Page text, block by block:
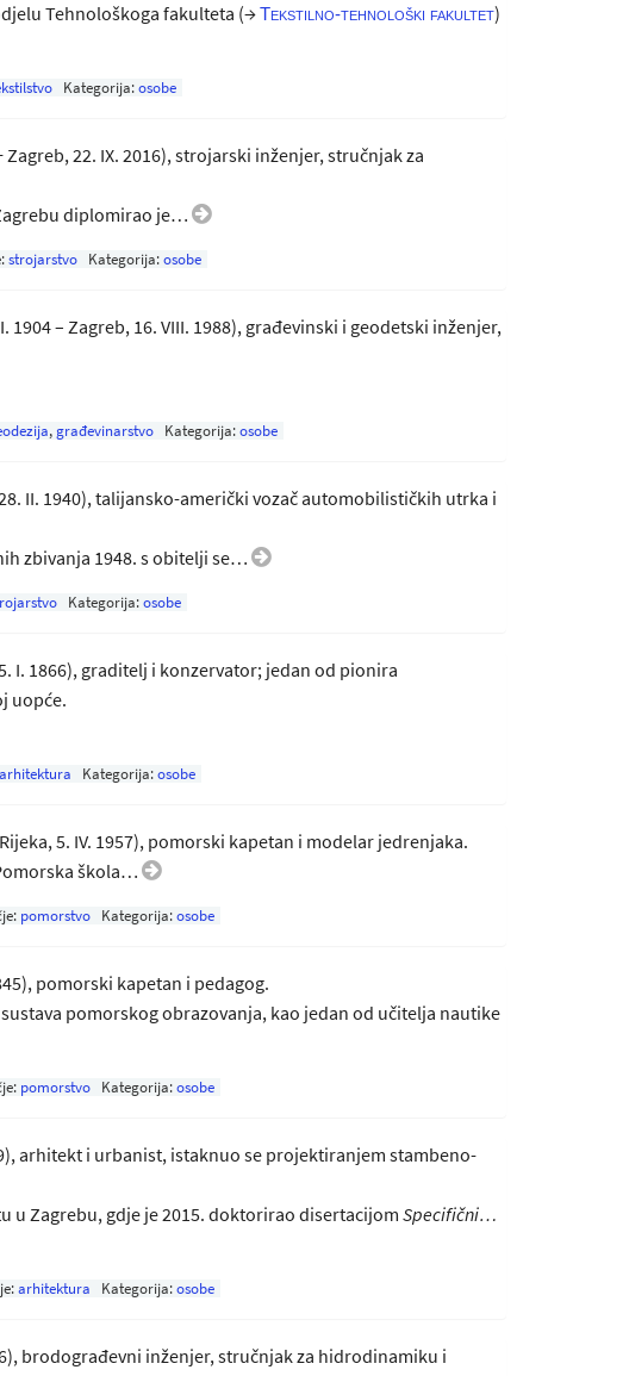
Tehnološkoga fakulteta (→Tekstilno-tehnološki fakultet)
Kategorija:osobe
Zagreb, 22. IX. 2016), strojarski inženjer, stručnjak za
diplomirao je…
strojarstvo Kategorija:osobe
1904 – Zagreb, 16. VIII. 1988), građevinski i geodetski inženjer,
, građevinarstvo Kategorija:osobe
II. 1940), talijansko-američki vozač automobilističkih utrka i
zbivanja 1948. s obitelji se…
Kategorija:osobe
I. 1866), graditelj i konzervator; jedan od pionira
uopće.
arhitektura Kategorija:osobe
Rijeka, 5. IV. 1957), pomorski kapetan i modelar jedrenjaka.
škola…
pomorstvo Kategorija:osobe
pomorski kapetan i pedagog.
pomorskog obrazovanja, kao jedan od učitelja nautike
pomorstvo Kategorija:osobe
arhitekt i urbanist, istaknuo se projektiranjem stambeno-
u Zagrebu, gdje je 2015. doktorirao disertacijom Specifični…
arhitektura Kategorija:osobe
brodograđevni inženjer, stručnjak za hidrodinamiku i